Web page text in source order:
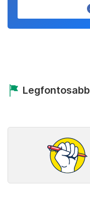
Legfontosabb